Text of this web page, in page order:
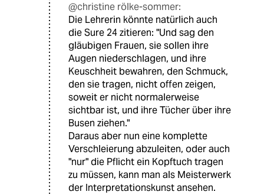
@christine rölke-sommer:
Die Lehrerin könnte natürlich auch
die Sure 24 zitieren: "Und sag den
gläubigen Frauen, sie sollen ihre
Augen niederschlagen, und ihre
Keuschheit bewahren, den Schmuck,
den sie tragen, nicht offen zeigen,
soweit er nicht normalerweise
sichtbar ist, und ihre Tücher über ihre
Busen ziehen."
Daraus aber nun eine komplette
Verschleierung abzuleiten, oder auch
"nur" die Pflicht ein Kopftuch tragen
zu müssen, kann man als Meisterwerk
der Interpretationskunst ansehen.